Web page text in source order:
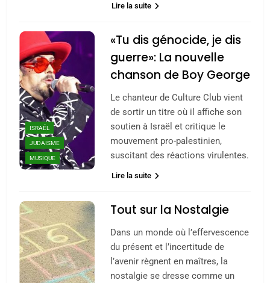
Lire la suite
ISRAÉL
JUDAISME
MUSIQUE
«Tu dis génocide, je dis
guerre»: La nouvelle
chanson de Boy George
Le chanteur de Culture Club vient
de sortir un titre où il affiche son
soutien à Israël et critique le
mouvement pro-palestinien,
suscitant des réactions virulentes.
Lire la suite
Tout sur la Nostalgie
Dans un monde où l’effervescence
du présent et l’incertitude de
l’avenir règnent en maîtres, la
nostalgie se dresse comme un